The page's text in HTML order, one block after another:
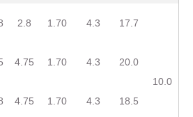
2.8 1.70 4.3 17.7
10.0
4.75 1.70 4.3 20.0
4.75 1.70 4.3 18.5